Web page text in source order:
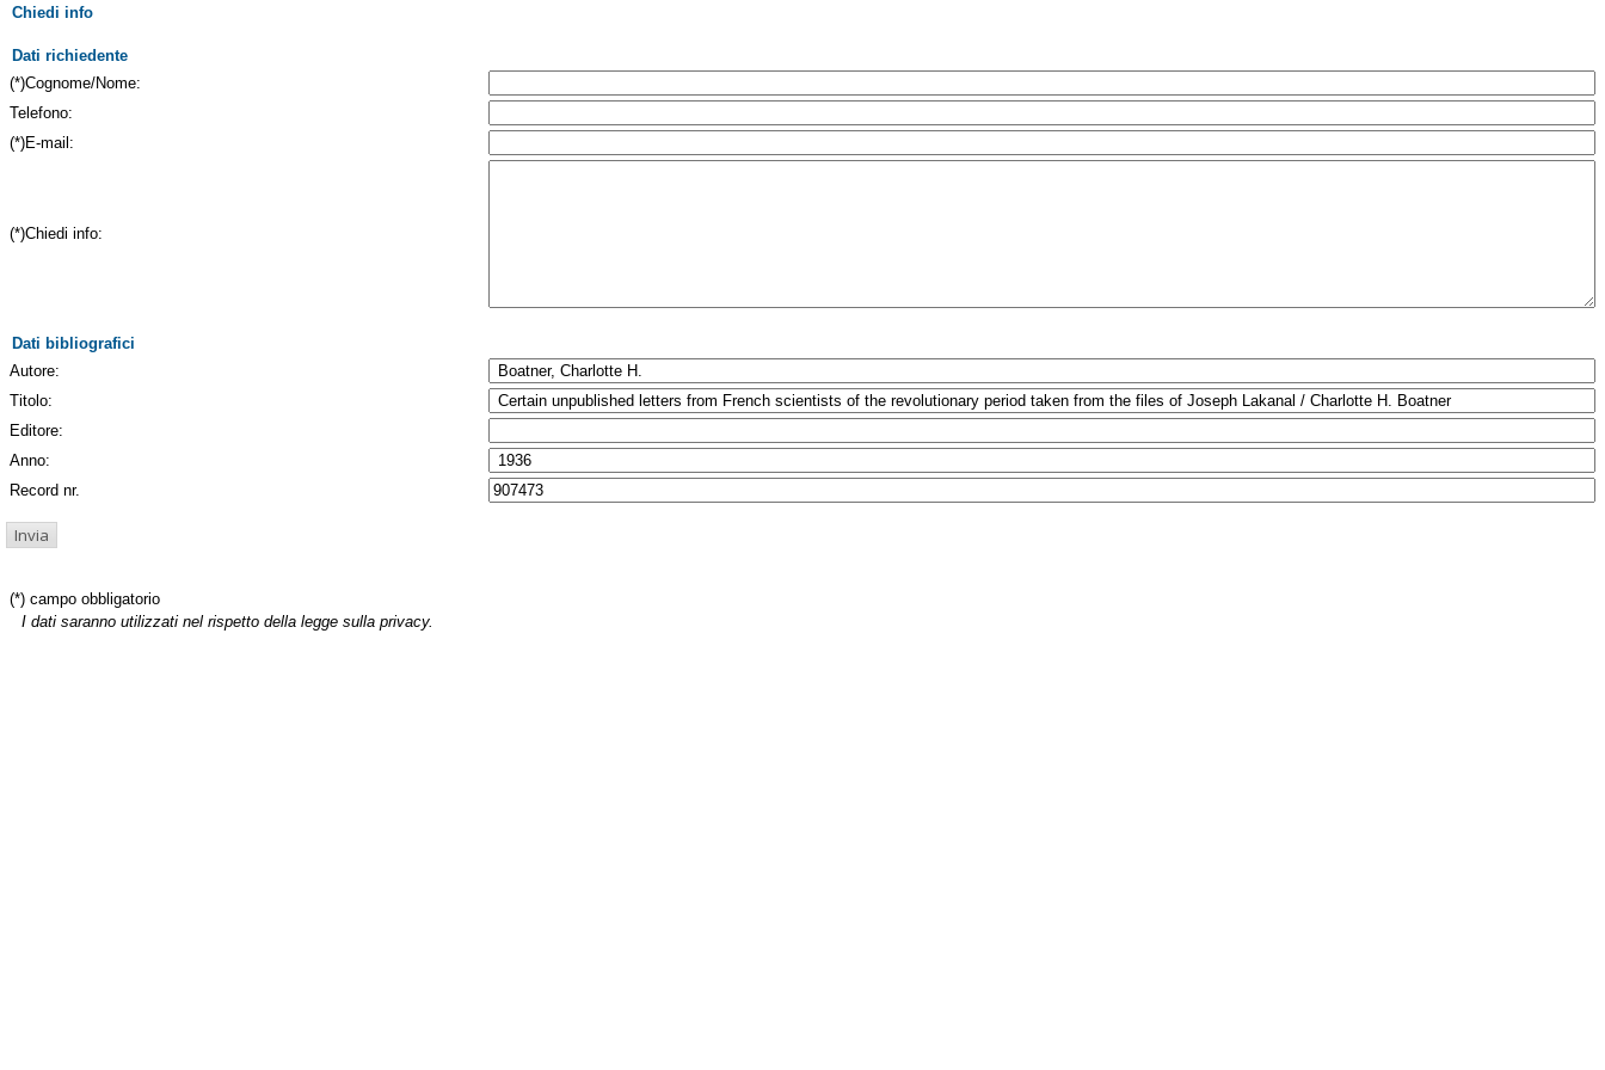
Chiedi info
Dati richiedente
(*)Cognome/Nome:
Telefono:
(*)E-mail:
(*)Chiedi info:
Dati bibliografici
Autore:
Titolo:
Editore:
Anno:
Record nr.
(*) campo obbligatorio
I dati saranno utilizzati nel rispetto della legge sulla privacy.